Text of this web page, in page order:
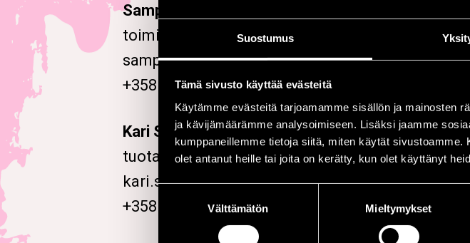
Suostumus
Tämä sivusto käyttää evästeitä
Käytämme evästeitä tarjoamamme sisällön ja mainosten
ja kävijämäärämme analysoimiseen. Lisäksi jaamme
kumppaneillemme tietoja siitä, miten käytät
olet antanut heille tai joita on kerätty, kun olet käyttänyt
Välttämätön Mieltymykset
Sampsa Jolma
toimitusjohtaja
sampsa.jolma(@)porijazz.fi
+358 (0)44 590 2555
Kari Sarpela
tuotantopäällikkö, aluetuotanto
kari.sarpela(@)porijazz.fi
+358 (0)44 363 7009